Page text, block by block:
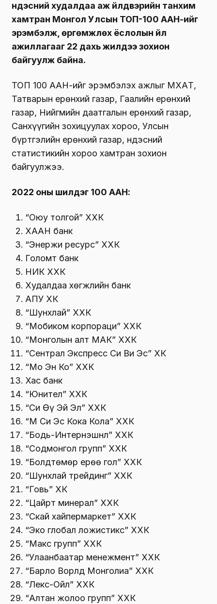
үндэсний худалдаа аж үйлдвэрийн танхим
хамтран Монгол Улсын ТОП-100 ААН-ийг
эрэмбэлж, өргөмжлөх ёслолын үйл
ажиллагааг 22 дахь жилдээ зохион
байгуулж байна.
ТОП 100 ААН-ийг эрэмбэлэх ажлыг МҮХАҮТ,
Татварын ерөнхий газар, Гаалийн ерөнхий
газар, Нийгмийн даатгалын ерөнхий газар,
Санхүүгийн зохицуулах хороо, Улсын
бүртгэлийн ерөнхий газар, Үндэсний
статистикийн хороо хамтран зохион
байгуулжээ.
2022 оны шилдэг 100 ААН:
“Оюу толгой” ХХК
ХААН банк
“Энержи ресурс” ХХК
Голомт банк
НИК ХХК
Худалдаа хөгжлийн банк
АПУ ХК
“Шунхлай” ХХК
“Мобиком корпораци” ХХК
“Монголын алт МАК” ХХК
“Сентрал Экспресс Си Ви Эс” ХК
“Мо Эн Ко” ХХК
Хас банк
“Юнител” ХХК
“Си Өү Эй Эл” ХХК
“М Си Эс Кока Кола” ХХК
“Бодь-Интернэшнл” ХХК
“Содмонгол групп” ХХК
“Болдтөмөр ерөө гол” ХХК
“Шунхлай трейдинг” ХХК
“Говь” ХК
“Цайрт минерал” ХХК
“Скай хайпермаркет” ХХК
“Эко глобал ложистикс” ХХК
“Макс групп” ХХК
“Улаанбаатар менежмент” ХХК
“Барло Ворлд Монголиа” ХХК
“Лекс-Ойл” ХХК
“Алтан жолоо групп” ХХК